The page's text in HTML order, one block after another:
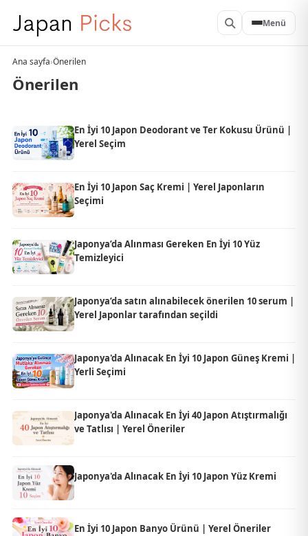
Menü
Ana sayfa›Önerilen
Önerilen
En İyi 10 Japon Deodorant ve Ter Kokusu Ürünü |
Yerel Seçim
En İyi 10 Japon Saç Kremi | Yerel Japonların
Seçimi
Japonya’da Alınması Gereken En İyi 10 Yüz
Temizleyici
Japonya’da satın alınabilecek önerilen 10 serum |
Yerel Japonlar tarafından seçildi
Japonya'da Alınacak En İyi 10 Japon Güneş Kremi |
Yerli Seçimi
Japonya'da Alınacak En İyi 40 Japon Atıştırmalığı
ve Tatlısı | Yerel Öneriler
Japonya'da Alınacak En İyi 10 Japon Yüz Kremi
En İyi 10 Japon Banyo Ürünü | Yerel Öneriler